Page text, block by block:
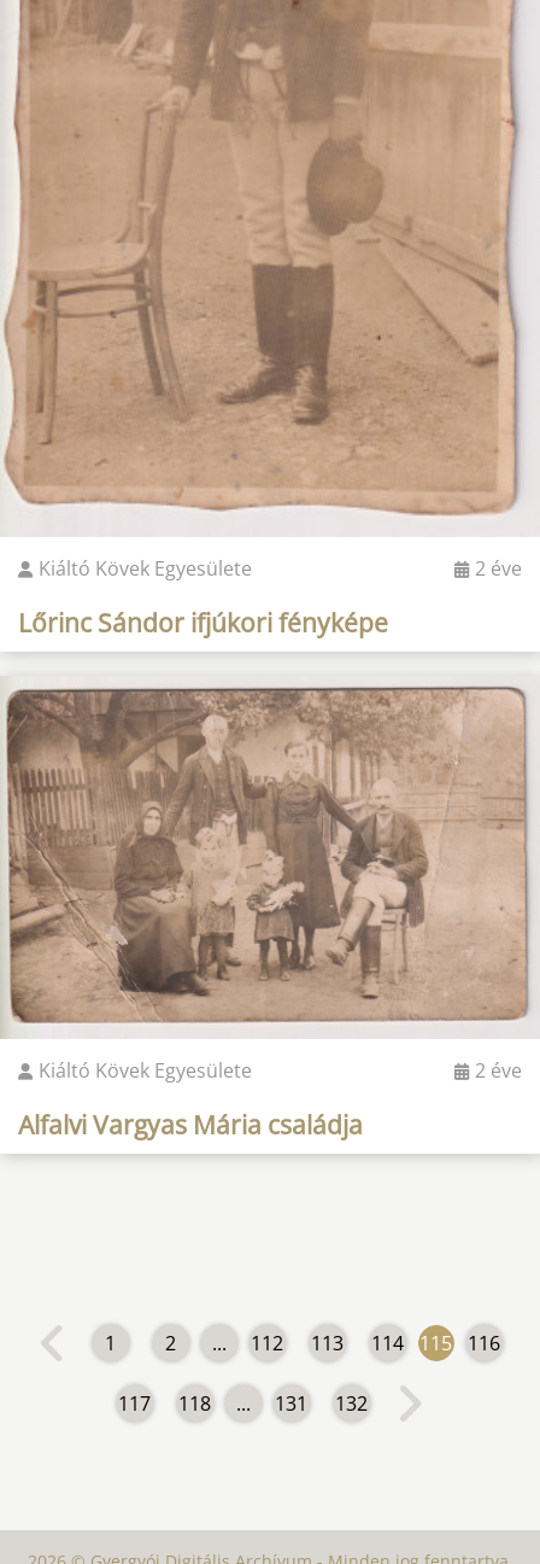
Kiáltó Kövek Egyesülete 2 éve
Lőrinc Sándor ifjúkori fényképe
Kiáltó Kövek Egyesülete 2 éve
Alfalvi Vargyas Mária családja
1 2 ... 112 113 114 115 116
117 118 ... 131 132